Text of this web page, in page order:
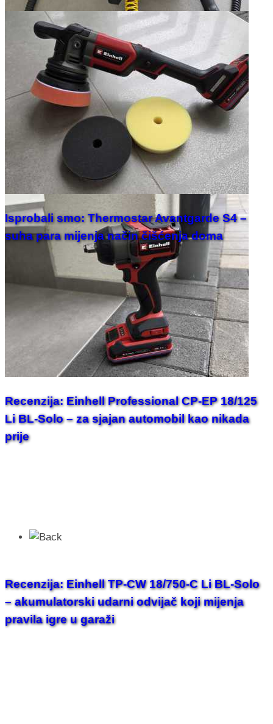
Isprobali smo: Thermostar Avantgarde S4 –
suha para mijenja način čišćenja doma
Recenzija: Einhell Professional CP-EP 18/125
Li BL-Solo – za sjajan automobil kao nikada
prije
Recenzija: Einhell TP-CW 18/750-C Li BL-Solo
– akumulatorski udarni odvijač koji mijenja
pravila igre u garaži